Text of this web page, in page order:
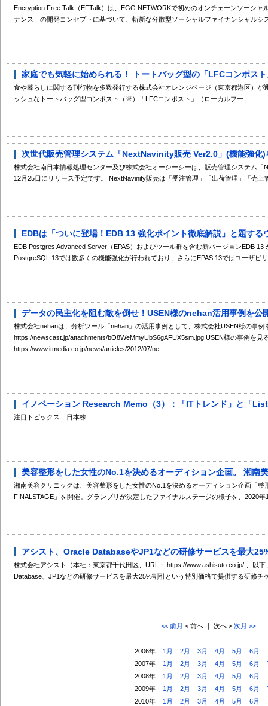
Encryption Free Talk（EFTalk）は、EGG NETWORKで初めのオンチェーンソーシャ
ナンス」の開発コンセプトに基づいて、斬新な分散型ソーシャルファイナンシャルシ
家庭でも気軽に始められる！ トートバッグ型の「LFCコンポス
食や暮らしに関する刊行物を多数発行する株式会社オレンジページ（東京都港区）
ッシュなトートバッグ型コンポスト（※）「LFCコンポスト」（ローカルフー...
次世代販売管理システム「NextNavinity販売 Ver2.0」(機能強化
株式会社南日本情報処理センター及び株式会社オーシーシーは、販売管理システム「
12月25日にリリース予定です。 NextNavinity販売は「受注管理」「出荷管理」「売上
EDBは「ついに登場！EDB 13 強化ポイント徹底解説」と題する
EDB Postgres Advanced Server（EPAS）およびツール群を含む新バージョンEDB 13
PostgreSQL 13では数多くの機能強化が行われており、さらにEPAS 13ではユーザビ
データの民主化を阻む敵を倒せ！USEN様のnehan活用事例を公
株式会社nehanは、分析ツール「nehan」の活用事例として、株式会社USEN様の事
https://newscast.jp/attachments/bO8WeMmyUbS6gAFUX5sm.jpg USEN様の事例を見
https://www.itmedia.co.jp/news/articles/2012/07/ne...
イノベーション Research Memo（3）：「ITトレンド」と「
注目トピックス 日本株
美容整形をした女性のNo.1を決めるオーディション企画。 湘南
湘南美容クリニックは、美容整形をした女性のNo.1を決めるオーディション企画「
FINALSTAGE」を開催。グランプリが決定したファイナルステージの様子を、2020年
アシスト、Oracle DatabaseやJP1などの研修サービスを最大
株式会社アシスト（本社：東京都千代田区、URL： https://www.ashisuto.co.jp/ 、以
Database、JP1などの研修サービスを最大25%割引という特別価格で提供する研修チ
<< 前月 < 前へ ｜ 次へ > 次月 >>
2006年 1月 2月 3月 4月 5月 6月
2007年
1月 2月 3月 4月 5月 6月
2008年
1月 2月 3月 4月 5月 6月
2009年
1月 2月 3月 4月 5月 6月
2010年
1月 2月 3月 4月 5月 6月